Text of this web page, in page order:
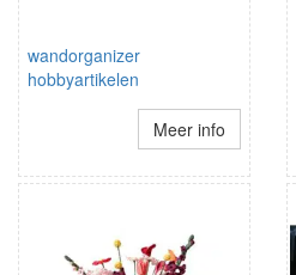
wandorganizer
hobbyartikelen
Meer info